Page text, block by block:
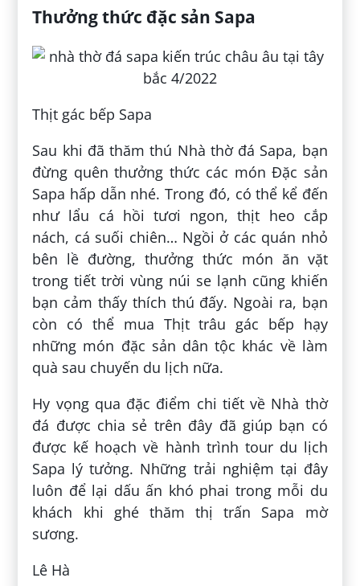
Thưởng thức đặc sản Sapa
Thịt gác bếp Sapa
Sau khi đã thăm thú Nhà thờ đá Sapa, bạn
đừng quên thưởng thức các món Đặc sản
Sapa hấp dẫn nhé. Trong đó, có thể kể đến
như lẩu cá hồi tươi ngon, thịt heo cắp
nách, cá suối chiên… Ngồi ở các quán nhỏ
bên lề đường, thưởng thức món ăn vặt
trong tiết trời vùng núi se lạnh cũng khiến
bạn cảm thấy thích thú đấy. Ngoài ra, bạn
còn có thể mua Thịt trâu gác bếp hạy
những món đặc sản dân tộc khác về làm
quà sau chuyến du lịch nữa.
Hy vọng qua đặc điểm chi tiết về Nhà thờ
đá được chia sẻ trên đây đã giúp bạn có
được kế hoạch về hành trình tour du lịch
Sapa lý tưởng. Những trải nghiệm tại đây
luôn để lại dấu ấn khó phai trong mỗi du
khách khi ghé thăm thị trấn Sapa mờ
sương.
Lê Hà